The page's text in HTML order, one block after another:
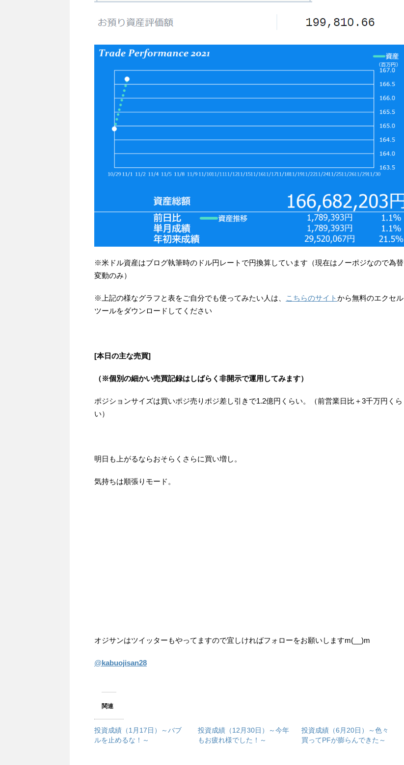
※米ドル資産はブログ執筆時のドル円レートで円換算しています（現在はノーポジなので為替
変動のみ）
※上記の様なグラフと表をご自分でも使ってみたい人は、 こちらのサイトから無料のエクセル
ツールをダウンロードしてください
[本日の主な売買]
（※個別の細かい売買記録はしばらく非開示で運用してみます）
ポジションサイズは買いポジ売りポジ差し引きで1.2億円くらい。（前営業日比＋3千万円くら
い）
明日も上がるならおそらくさらに買い増し。
気持ちは順張りモード。
オジサンはツイッターもやってますので宜しければフォローをお願いしますm(__)m
@kabuojisan28
関連
投資成績（1月17日）～バブ
ルを止めるな！～
投資成績（12月30日）～今年
もお疲れ様でした！～
投資成績（6月20日）～色々
買ってPFが膨らんできた～